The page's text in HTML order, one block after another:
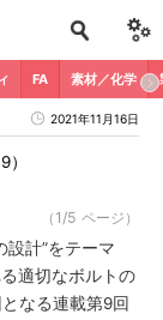
FA 素材／化学
2021年11月16日
（1/5 ページ）
設計”をテーマ
適切なボルトの
なる連載第9回